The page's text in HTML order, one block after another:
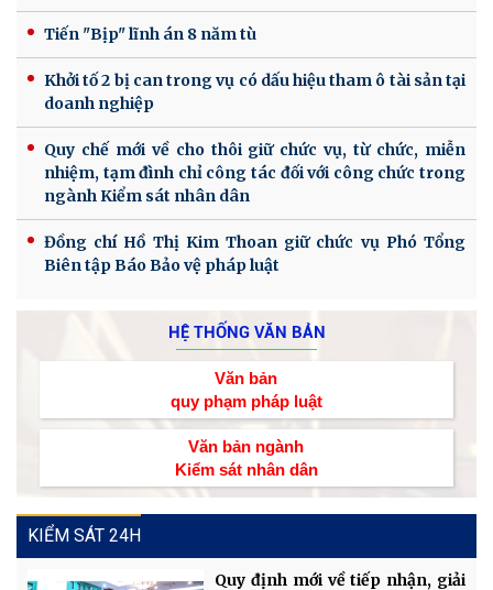
Tiến "Bịp" lĩnh án 8 năm tù
Khởi tố 2 bị can trong vụ có dấu hiệu tham ô tài sản tại
doanh nghiệp
Quy chế mới về cho thôi giữ chức vụ, từ chức, miễn
nhiệm, tạm đình chỉ công tác đối với công chức trong
ngành Kiểm sát nhân dân
Đồng chí Hồ Thị Kim Thoan giữ chức vụ Phó Tổng
Biên tập Báo Bảo vệ pháp luật
HỆ THỐNG VĂN BẢN
Văn bản
quy phạm pháp luật
Văn bản ngành
Kiểm sát nhân dân
KIỂM SÁT 24H
Quy định mới về tiếp nhận, giải